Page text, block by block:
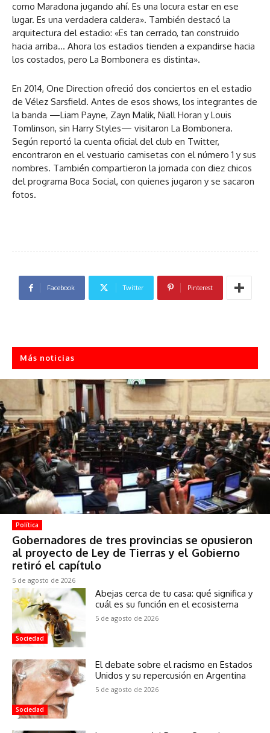
como Maradona jugando ahí. Es una locura estar en ese
lugar. Es una verdadera caldera». También destacó la
arquitectura del estadio: «Es tan cerrado, tan construido
hacia arriba… Ahora los estadios tienden a expandirse hacia
los costados, pero La Bombonera es distinta».
En 2014, One Direction ofreció dos conciertos en el estadio
de Vélez Sarsfield. Antes de esos shows, los integrantes de
la banda —Liam Payne, Zayn Malik, Niall Horan y Louis
Tomlinson, sin Harry Styles— visitaron La Bombonera.
Según reportó la cuenta oficial del club en Twitter,
encontraron en el vestuario camisetas con el número 1 y sus
nombres. También compartieron la jornada con diez chicos
del programa Boca Social, con quienes jugaron y se sacaron
fotos.
Facebook Twitter Pinterest
Más noticias
Política
Gobernadores de tres provincias se opusieron
al proyecto de Ley de Tierras y el Gobierno
retiró el capítulo
5 de agosto de 2026
Sociedad
Abejas cerca de tu casa: qué significa y
cuál es su función en el ecosistema
5 de agosto de 2026
Sociedad
El debate sobre el racismo en Estados
Unidos y su repercusión en Argentina
5 de agosto de 2026